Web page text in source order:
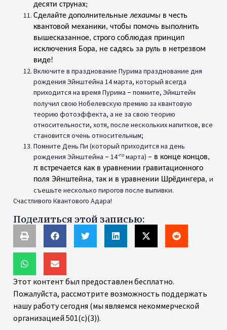
десяти струнах;
Сделайте дополнительные лехаимы в честь
квантовой механики, чтобы помочь выполнить
вышесказанное, строго соблюдая принцип
исключения Бора, не садясь за руль в нетрезвом
виде!
Включите в празднование Пурима празднование дня
рождения Эйнштейна 14 марта, который всегда
приходится на время Пурима – помните, Эйнштейн
получил свою Нобелевскую премию за квантовую
теорию фотоэффекта, а не за свою теорию
относительности, хотя, после нескольких напитков, все
становится очень относительным;
Помните День Пи (который приходится на день
рождения Эйнштейна – 14-го марта) – в конце концов,
π встречается как в уравнении гравитационного
поля Эйнштейна, так и в уравнении Шрёдингера, и
съешьте несколько пирогов после выпивки.
Счастливого Квантового Адара!
Поделиться этой записью:
Этот контент был предоставлен бесплатно.
Пожалуйста, рассмотрите возможность поддержать
нашу работу сегодня (мы являемся некоммерческой
организацией 501(c)(3)).